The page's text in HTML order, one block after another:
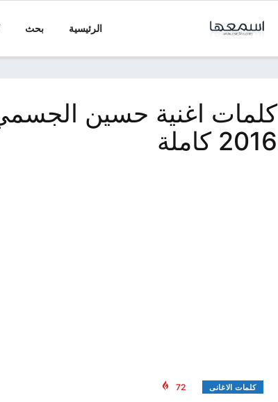
الرئيسية بحث
كلمات اغنية حسين
2016 كاملة
كلمات الاغانى 72